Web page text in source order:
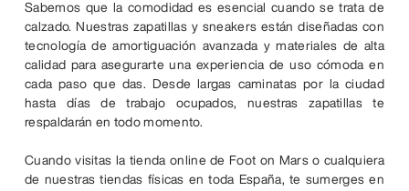
Sabemos que la comodidad es esencial cuando se trata de
calzado. Nuestras zapatillas y sneakers están diseñadas con
tecnología de amortiguación avanzada y materiales de alta
calidad para asegurarte una experiencia de uso cómoda en
cada paso que das. Desde largas caminatas por la ciudad
hasta días de trabajo ocupados, nuestras zapatillas te
respaldarán en todo momento.
Cuando visitas la tienda online de Foot on Mars o cualquiera
de nuestras tiendas físicas en toda España, te sumerges en